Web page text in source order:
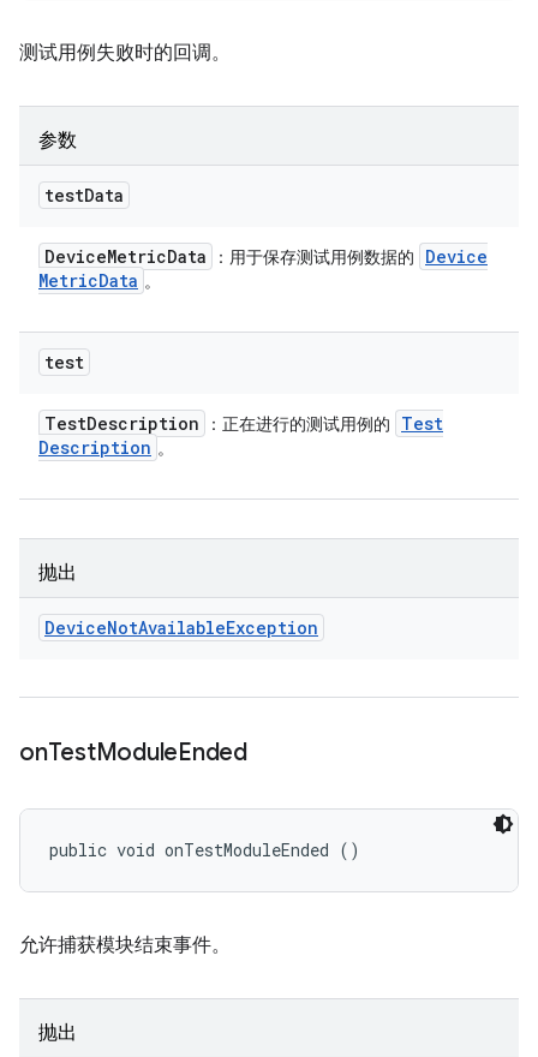
测试用例失败时的回调。
参数
testData
DeviceMetricData ：用于保存测试用例数据的
Device
MetricData 。
test
TestDescription ：正在进行的测试用例的
Test
Description 。
抛出
DeviceNotAvailableException
onTestModuleEnded
public void onTestModuleEnded ()
允许捕获模块结束事件。
抛出